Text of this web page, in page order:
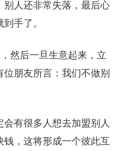
人还非常失落，最后心
手了。
然后一旦生意起来，立
朋友所言：我们不做别
有很多人想去加盟别人
，这将形成一个彼此互